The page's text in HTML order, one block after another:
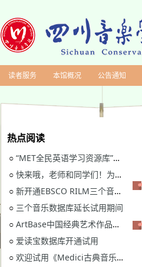
读者服务 本馆概况 公告通知
热点阅读
○ “MET全民英语学习资源库”继续开通试用
○ 快来哦，老师和同学们！为川音图书馆“十四五”规划建言献策
○ 新开通EBSCO RILM三个音乐类数据库免费试用
○ 三个音乐数据库延长试用期间
○ ArtBase中国经典艺术作品数据库继续开通试用通知
○ 爱读宝数据库开通试用
○ 欢迎试用《Medici古典音乐视听图书馆》